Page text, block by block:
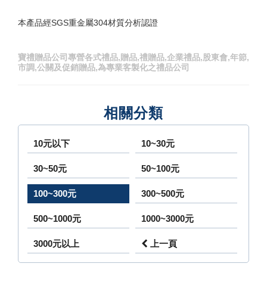
本產品經SGS重金屬304材質分析認證
寶禮贈品公司專營各式禮品,贈品,禮贈品,企業禮品,股東會,年節,
市調,公關及促銷贈品,為專業客製化之禮品公司
相關分類
10元以下 10~30元
30~50元 50~100元
100~300元 300~500元
500~1000元 1000~3000元
3000元以上 上一頁